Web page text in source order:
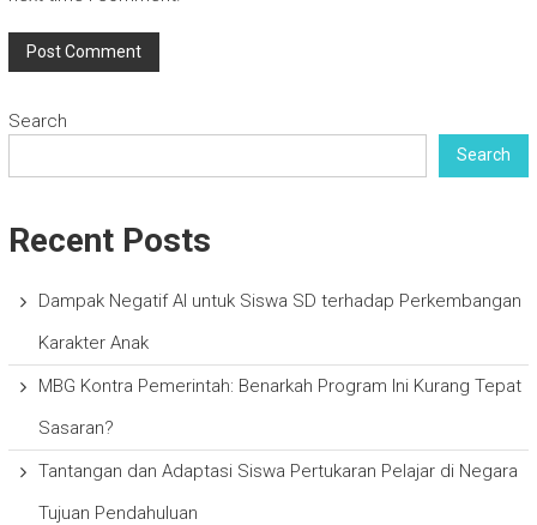
Search
Search
Recent Posts
Dampak Negatif AI untuk Siswa SD terhadap Perkembangan
Karakter Anak
MBG Kontra Pemerintah: Benarkah Program Ini Kurang Tepat
Sasaran?
Tantangan dan Adaptasi Siswa Pertukaran Pelajar di Negara
Tujuan Pendahuluan